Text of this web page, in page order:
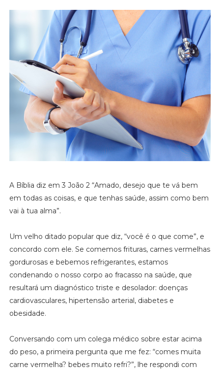
A Bíblia diz em 3 João 2 “Amado, desejo que te vá bem
em todas as coisas, e que tenhas saúde, assim como bem
vai à tua alma”.
Um velho ditado popular que diz, “você é o que come”, e
concordo com ele. Se comemos frituras, carnes vermelhas
gordurosas e bebemos refrigerantes, estamos
condenando o nosso corpo ao fracasso na saúde, que
resultará um diagnóstico triste e desolador: doenças
cardiovasculares, hipertensão arterial, diabetes e
obesidade.
Conversando com um colega médico sobre estar acima
do peso, a primeira pergunta que me fez: “comes muita
carne vermelha? bebes muito refri?”, lhe respondi com